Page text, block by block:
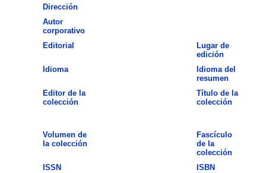
Dirección
Autor
corporativo
Editorial
Lugar de
edición
Idioma
Idioma del
resumen
Editor de la
colección
Título de la
colección
Volumen de
la colección
Fascículo
de la
colección
ISSN
ISBN